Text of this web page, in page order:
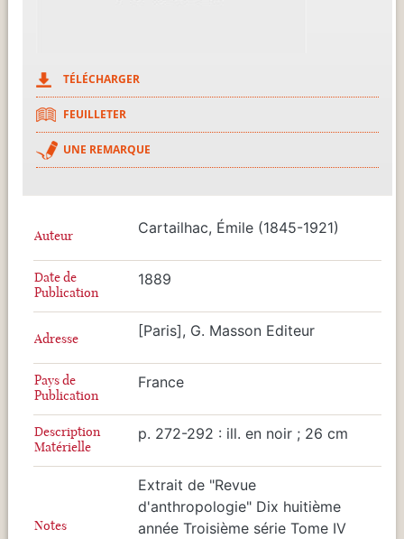
TÉLÉCHARGER
FEUILLETER
UNE REMARQUE
Auteur Cartailhac, Émile (1845-1921)
Date de
Publication
1889
Adresse [Paris], G. Masson Editeur
Pays de
Publication
France
Description
Matérielle
p. 272-292 : ill. en noir ; 26 cm
Notes
Extrait de "Revue
d'anthropologie" Dix huitième
année Troisième série Tome IV